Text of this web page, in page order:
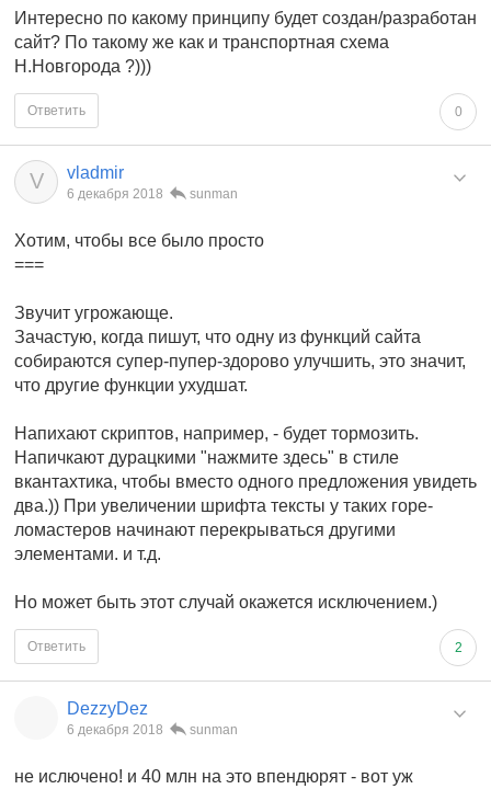
Интересно по какому принципу будет создан/разработан
сайт? По такому же как и транспортная схема
Н.Новгорода ?)))
0
Ответить
V vladmir
6 декабря 2018 sunman
Хотим, чтобы все было просто
===
Звучит угрожающе.
Зачастую, когда пишут, что одну из функций сайта
собираются супер-пупер-здорово улучшить, это значит,
что другие функции ухудшат.
Напихают скриптов, например, - будет тормозить.
Напичкают дурацкими "нажмите здесь" в стиле
вкантахтика, чтобы вместо одного предложения увидеть
два.)) При увеличении шрифта тексты у таких горе-
ломастеров начинают перекрываться другими
элементами. и т.д.
Но может быть этот случай окажется исключением.)
2
Ответить
DezzyDez
6 декабря 2018 sunman
не ислючено! и 40 млн на это впендюрят - вот уж